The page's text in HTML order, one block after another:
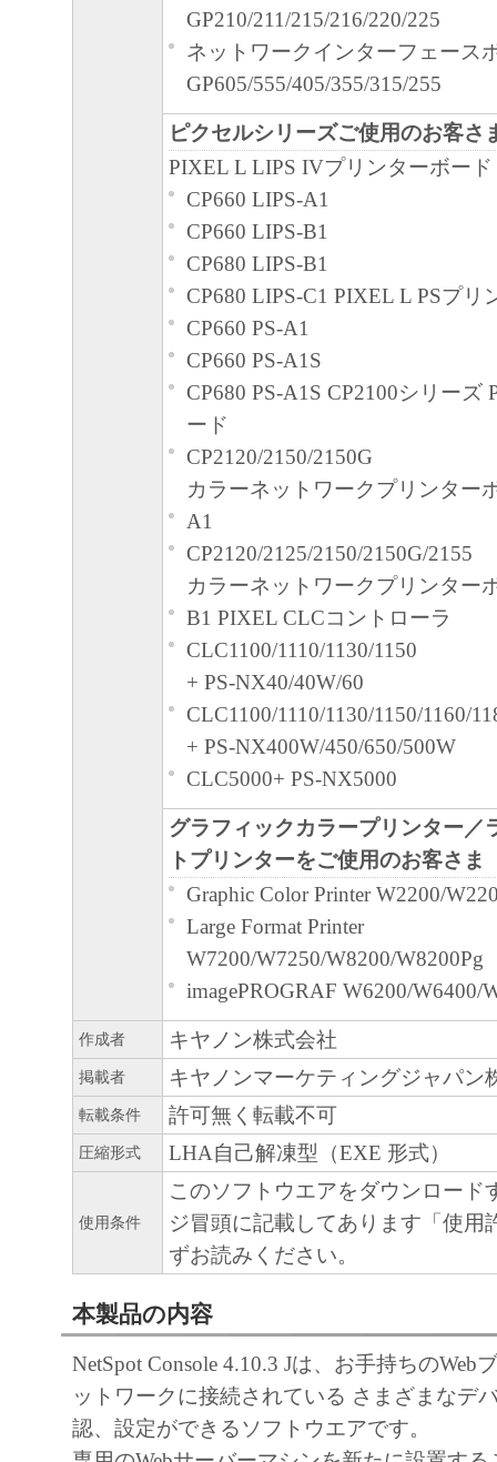
GP210/211/215/216/220/225
ネットワークインターフェース
GP605/555/405/355/315/255
ピクセルシリーズご使用のお客さ
PIXEL L LIPS IVプリンターボード
CP660 LIPS-A1
CP660 LIPS-B1
CP680 LIPS-B1
CP680 LIPS-C1 PIXEL L PSプリ
CP660 PS-A1
CP660 PS-A1S
CP680 PS-A1S CP2100シリーズ
ード
CP2120/2150/2150G
カラーネットワークプリンター
A1
CP2120/2125/2150/2150G/2155
カラーネットワークプリンター
B1 PIXEL CLCコントローラ
CLC1100/1110/1130/1150
+ PS-NX40/40W/60
CLC1100/1110/1130/1150/1160/
+ PS-NX400W/450/650/500W
CLC5000+ PS-NX5000
グラフィックカラープリンター／
トプリンターをご使用のお客さま
Graphic Color Printer W2200/
Large Format Printer
W7200/W7250/W8200/W8200Pg
imagePROGRAF W6200/W6400/
作成者 キヤノン株式会社
掲載者 キヤノンマーケティングジャパン
転載条件 許可無く転載不可
圧縮形式 LHA自己解凍型（EXE 形式）
使用条件
このソフトウエアをダウンロード
ジ冒頭に記載してあります「使用
ずお読みください。
本製品の内容
NetSpot Console 4.10.3 Jは、お手持ちのWeb
ットワークに接続されている さまざまなデ
認、設定ができるソフトウエアです。